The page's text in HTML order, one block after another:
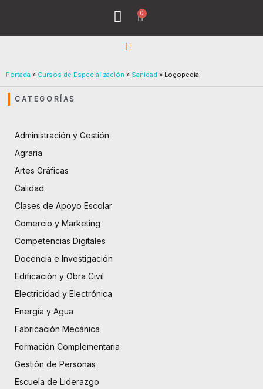
contenido
Menu
0
Cart
Portada » Cursos de Especialización » Sanidad » Logopedia
CATEGORÍAS
Administración y Gestión
Agraria
Artes Gráficas
Calidad
Clases de Apoyo Escolar
Comercio y Marketing
Competencias Digitales
Docencia e Investigación
Edificación y Obra Civil
Electricidad y Electrónica
Energía y Agua
Fabricación Mecánica
Formación Complementaria
Gestión de Personas
Escuela de Liderazgo